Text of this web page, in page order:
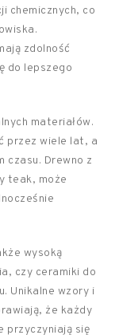
chemicznych, co
zdolność
do lepszego
materiałów.
przez wiele lat, a
czasu. Drewno z
teak, może
wysoką
czy ceramiki do
Unikalne wzory i
że każdy
przyczyniają się